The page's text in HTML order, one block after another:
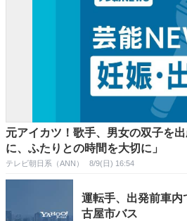
元アイカツ！歌手、男女の双子を
に、ふたりとの時間を大切に」
テレビ朝日系（ANN） 8/9(日) 16:54
運転手、出発前車
古屋市バス